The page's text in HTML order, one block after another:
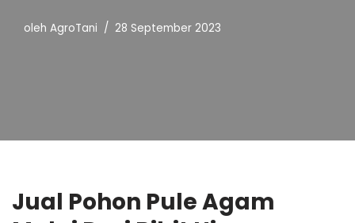
oleh AgroTani 28 September 2023
Jual Pohon Pule Agam